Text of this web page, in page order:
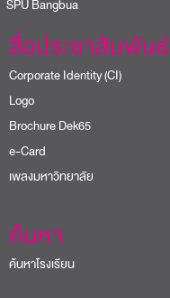
Bangbua
สื่อประชาสัมพันธ์
Corporate Identity (CI)
Logo
Brochure Dek65
e-Card
เพลงมหาวิทยาลัย
ค้นหา
ค้นหาโรงเรียน